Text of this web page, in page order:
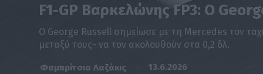
F1-GP Βαρκελώνης FP3: Ο
Ο George Russell σημείωσε με τη Mercedes τον
μεταξύ τους- να τον ακολουθούν στα 0,2 δλ.
Φαμπρίτσιο Λαζάκις 13.6.2026